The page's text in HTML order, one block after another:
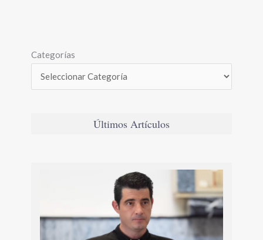
Categorías
Últimos Artículos